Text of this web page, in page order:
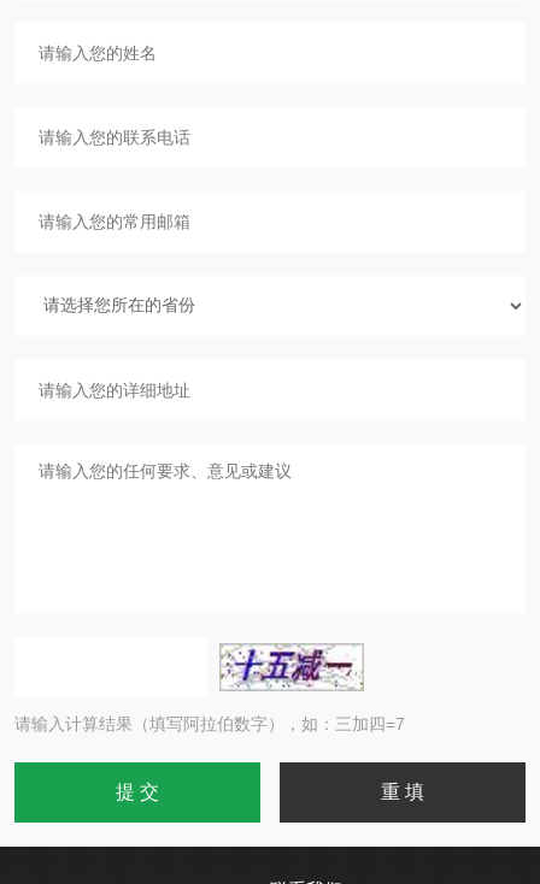
请输入计算结果（填写阿拉伯数字），如：三加四=7